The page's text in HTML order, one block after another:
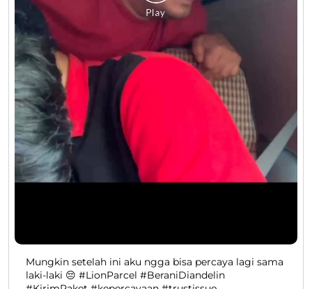
Mungkin setelah ini aku ngga bisa percaya lagi sama
laki-laki 😔 #LionParcel #BeraniDiandelin